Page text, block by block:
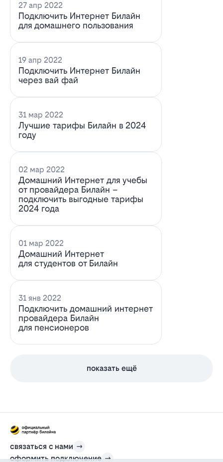
27 апр 2022
Подключить Интернет Билайн
для домашнего пользования
19 апр 2022
Подключить Интернет Билайн
через вай фай
31 мар 2022
Лучшие тарифы Билайн в 2024
году
02 мар 2022
Домашний Интернет для учебы
от провайдера Билайн –
подключить выгодные тарифы
2024 года
01 мар 2022
Домашний Интернет
для студентов от Билайн
31 янв 2022
Подключить домашний интернет
провайдера Билайн
для пенсионеров
показать ещё
связаться с нами
оформить подключение